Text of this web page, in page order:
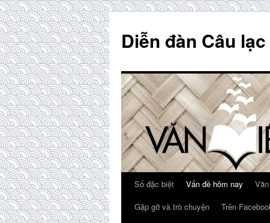
content
Diễn đàn Câu
Số đặc biệt Vấn đề hôm nay Văn
Gặp gỡ và trò chuyện
Trên